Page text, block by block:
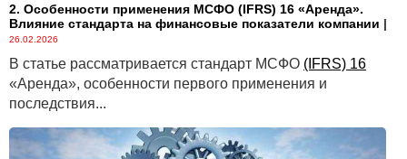
2. Особенности применения МСФО (IFRS) 16 «Аренда».
Влияние стандарта на финансовые показатели компании |
26.02.2026
В статье рассматривается стандарт МСФО (IFRS) 16
«Аренда», особенности первого применения и
последствия...